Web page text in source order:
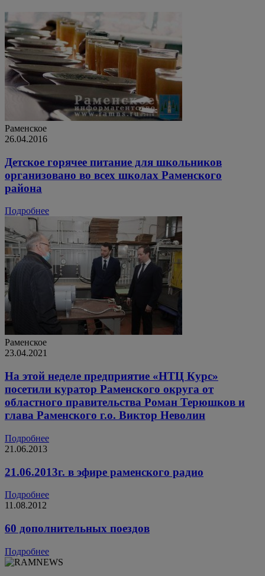
Раменское
26.04.2016
Детское горячее питание для школьников
организовано во всех школах Раменского
района
Подробнее
Раменское
23.04.2021
На этой неделе предприятие «НТЦ Курс»
посетили куратор Раменского округа от
областного правительства Роман Терюшков и
глава Раменского г.о. Виктор Неволин
Подробнее
21.06.2013
21.06.2013г. в эфире раменского радио
Подробнее
11.08.2012
60 дополнительных поездов
Подробнее